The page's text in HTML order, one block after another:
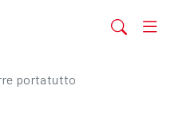
portatutto